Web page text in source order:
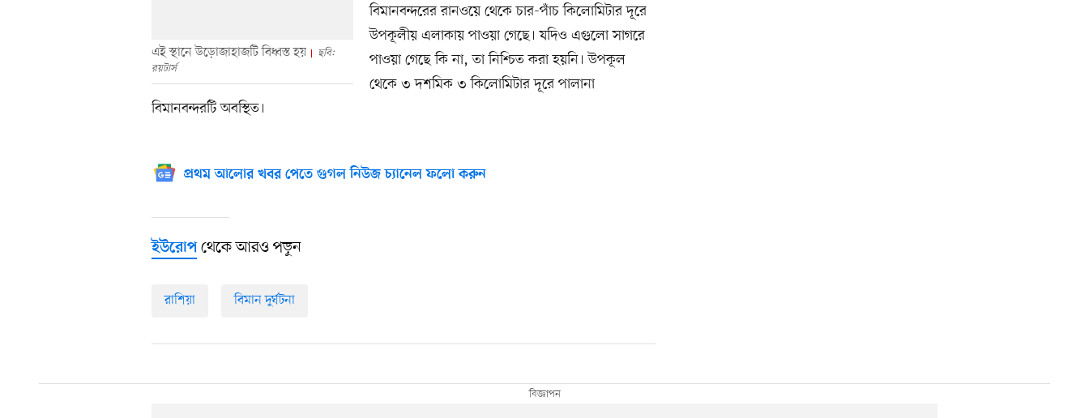
এই স্থানে উড়োজাহাজটি বিধ্বস্ত হয়
ছবি:
রয়টার্স
বিমানবন্দরের রানওয়ে থেকে চার-পাঁচ কিলোমিটার দূরে
উপকূলীয় এলাকায় পাওয়া গেছে। যদিও এগুলো সাগরে
পাওয়া গেছে কি না, তা নিশ্চিত করা হয়নি। উপকূল
থেকে ৩ দশমিক ৩ কিলোমিটার দূরে পালানা
বিমানবন্দরটি অবস্থিত।
প্রথম আলোর খবর পেতে গুগল নিউজ চ্যানেল ফলো করুন
ইউরোপথেকে আরও পড়ুন
রাশিয়া বিমান দুর্ঘটনা